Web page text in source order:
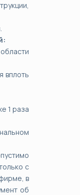
вплоть
1 раза
с
в
об